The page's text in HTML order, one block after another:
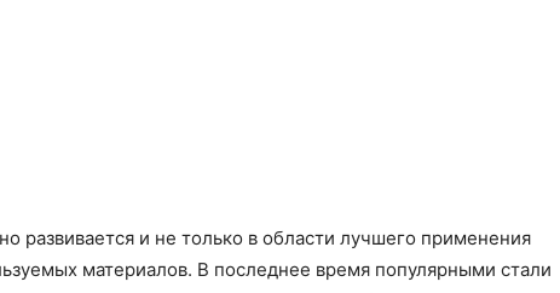
развивается и не только в области лучшего применения
материалов. В последнее время популярными стали